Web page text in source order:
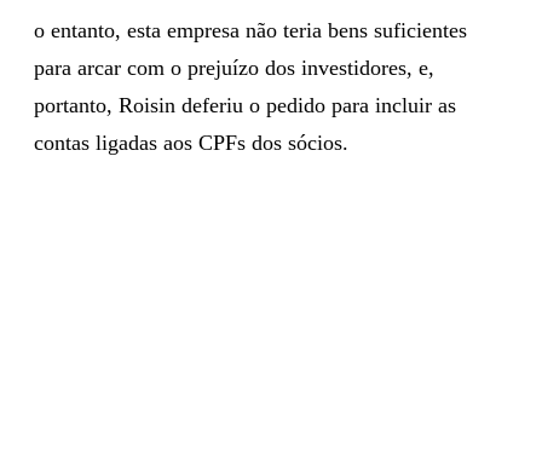
o entanto, esta empresa não teria bens suficientes
para arcar com o prejuízo dos investidores, e,
portanto, Roisin deferiu o pedido para incluir as
contas ligadas aos CPFs dos sócios.